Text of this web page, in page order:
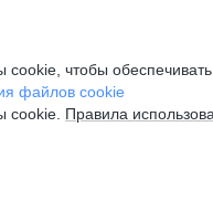
чтобы
файлов cookie
cookie. Правила